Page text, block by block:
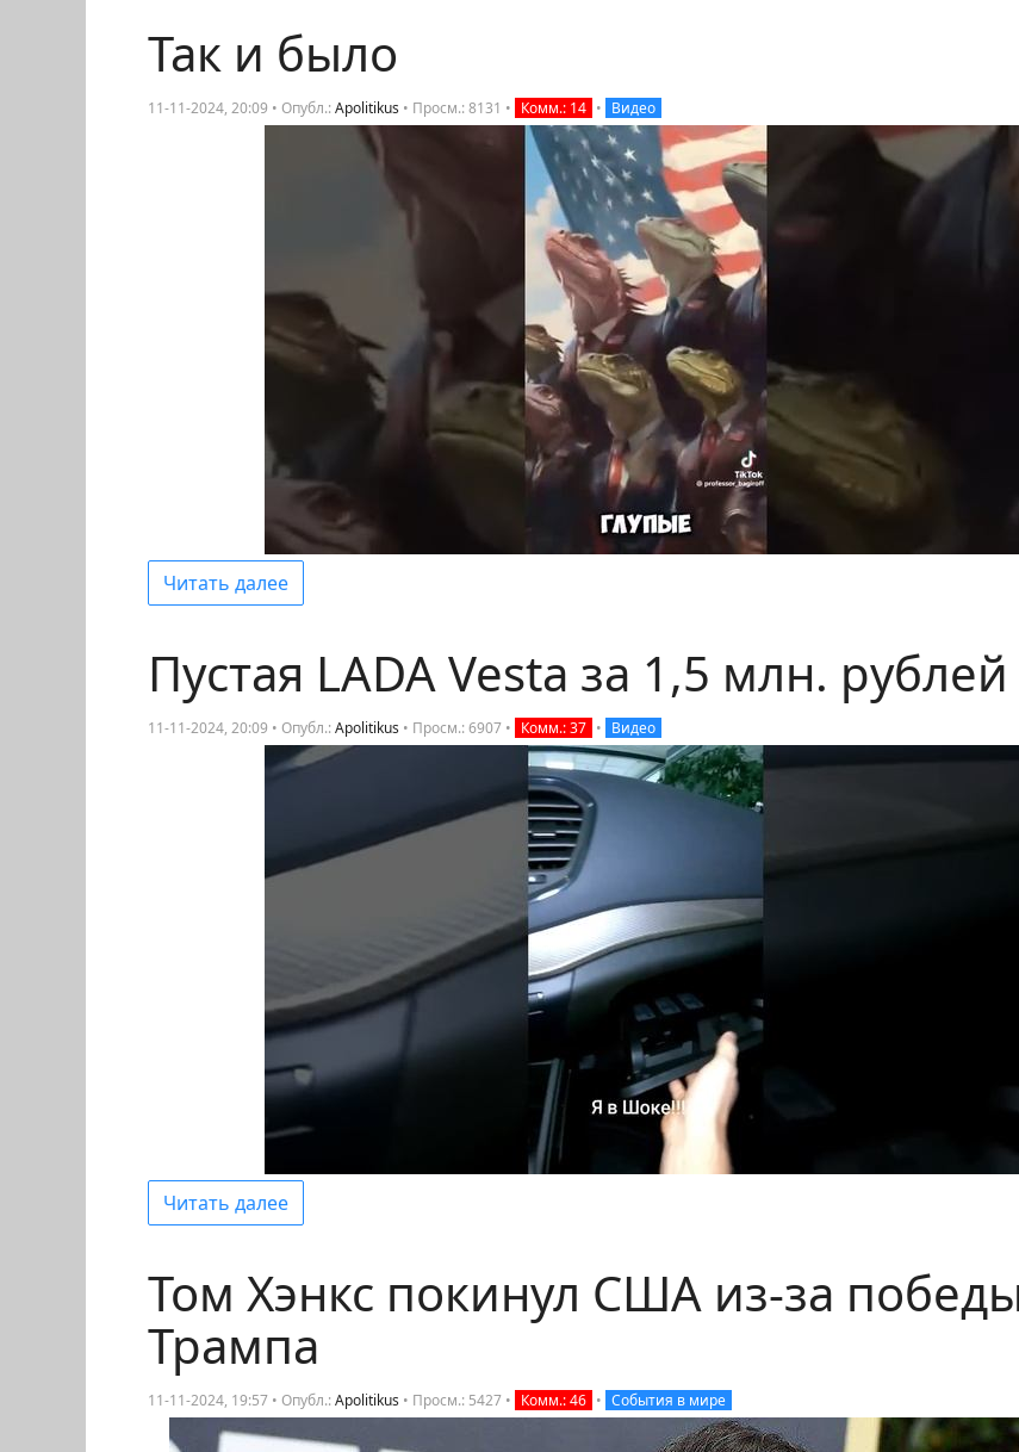
Так и было
11-11-2024, 20:09 • Опубл.:Apolitikus • Просм.: 8131 • Комм.: 14 • Видео
Читать далее
Пустая LADA Vesta за 1,5 млн. рублей
11-11-2024, 20:09 • Опубл.:Apolitikus • Просм.: 6907 • Комм.: 37 • Видео
Читать далее
Том Хэнкс покинул США из-за
Трампа
11-11-2024, 19:57 • Опубл.:Apolitikus • Просм.: 5427 • Комм.: 46 • События в мире